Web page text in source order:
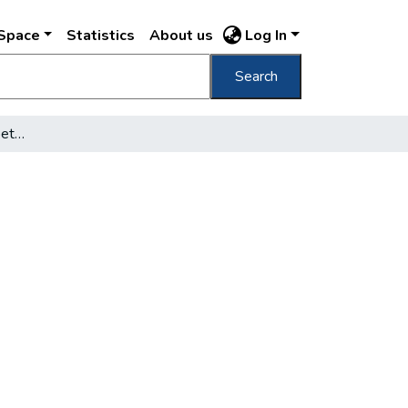
Statistics About us Log In
Search
Látogatás a rabkórház betegei között